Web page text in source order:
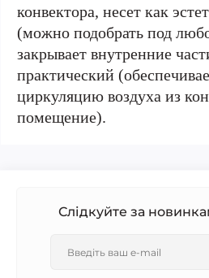
конвектора, несет как
(можно подобрать под
закрывает внутренние
практический
циркуляцию воздуха из
помещение).
Слідкуйте за